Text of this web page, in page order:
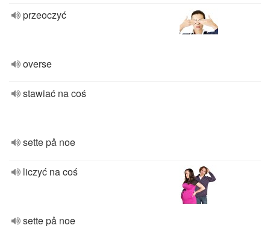
przeoczyć
overse
stawiać na coś
sette på noe
liczyć na coś
sette på noe